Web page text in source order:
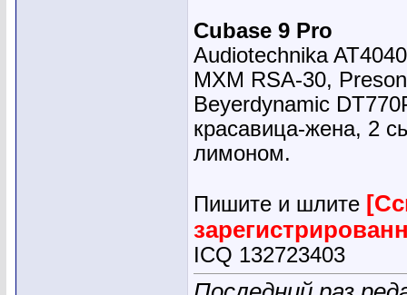
Cubase 9 Pro
Audiotechnika
MXM RSA-30,
Beyerdynamic
красавица-жена, 2
лимоном.
Пишите и шлите
ICQ 132723403